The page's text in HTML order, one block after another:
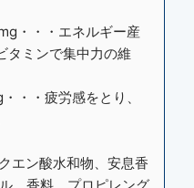
・・・エネルギー産
タミンで集中力の維
・・疲労感をとり、
エン酸水和物、安息香